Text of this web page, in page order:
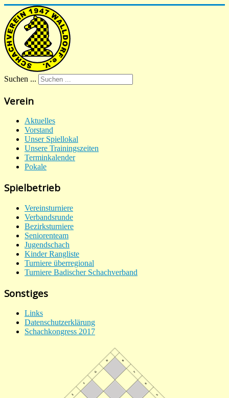
Suchen ...
Verein
Aktuelles
Vorstand
Unser Spiellokal
Unsere Trainingszeiten
Terminkalender
Pokale
Spielbetrieb
Vereinsturniere
Verbandsrunde
Bezirksturniere
Seniorenteam
Jugendschach
Kinder Rangliste
Turniere überregional
Turniere Badischer Schachverband
Sonstiges
Links
Datenschutzerklärung
Schachkongress 2017